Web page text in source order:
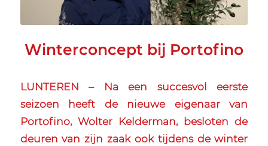
Winterconcept bij Portofino
LUNTEREN – Na een succesvol eerste
seizoen heeft de nieuwe eigenaar van
Portofino, Wolter Kelderman, besloten de
deuren van zijn zaak ook tijdens de winter